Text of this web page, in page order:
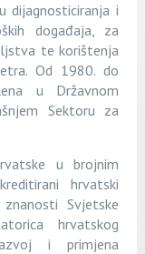
dijagnosticiranja i
događaja, za
te korištenja
Od 1980. do
u Državnom
Sektoru za
u brojnim
hrvatski
Svjetske
hrvatskog
i primjena